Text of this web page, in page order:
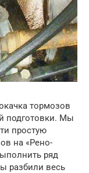
тормозов
подготовки. Мы
простую
на «Рено-
ряд
разбили весь